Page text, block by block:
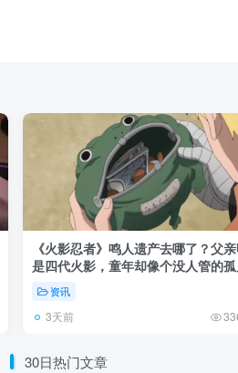
《火影忍者》鸣人遗产去哪了？父
是四代火影，童年却像个没人管的孤
资讯
3天前
30日热门文章